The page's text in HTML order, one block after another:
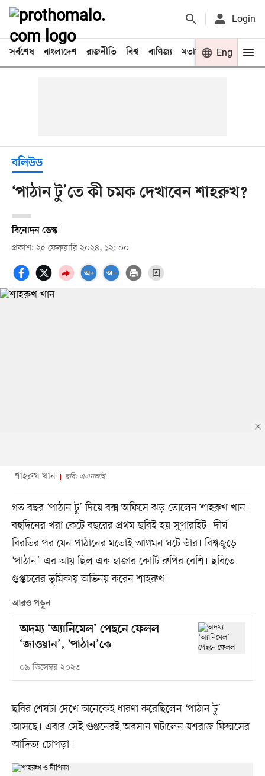
Login
সর্বশেষ বাংলাদেশ রাজনীতি বিশ্ব বাণিজ্য মতামত খেলা
Eng
বলিউড
‘পাঠান টু’তে কী চমক দেখাবেন শাহরুখ?
বিনোদন ডেস্ক
প্রকাশ: ২৫ ফেব্রুয়ারি ২০২৪, ১২: ০০
শাহরুখ খান ছবি: এএনআই
গত বছর ‘পাঠান টু’ দিয়ে বক্স অফিসে ঝড় তোলেন শাহরুখ খান।
বহুদিনের খরা কেটে বছরের প্রথম ছবিই হয় সুপারহিট। দীর্ঘ
বিরতির পর যেন পাঠানের মতোই আগমন ঘটে তাঁর। বিশ্বজুড়ে
‘পাঠান’-এর আয় ছিল এক হাজার কোটি রুপির বেশি। ছবিতে
গুপ্তচরের ভূমিকায় অভিনয় করেন শাহরুখ।
আরও পড়ুন
অদম্য ‘অ্যানিমেল’ পেছনে ফেলল
‘জাওয়ান’, ‘পাঠান’কে
০৯ ডিসেম্বর ২০২৩
ছবির শেষটা দেখে অনেকেই ধারণা করেছিলেন ‘পাঠান টু’
আসছে। এবার সেই গুঞ্জনেরই অবসান ঘটালেন যশরাজ ফিল্মসের
আদিত্য চোপড়া।